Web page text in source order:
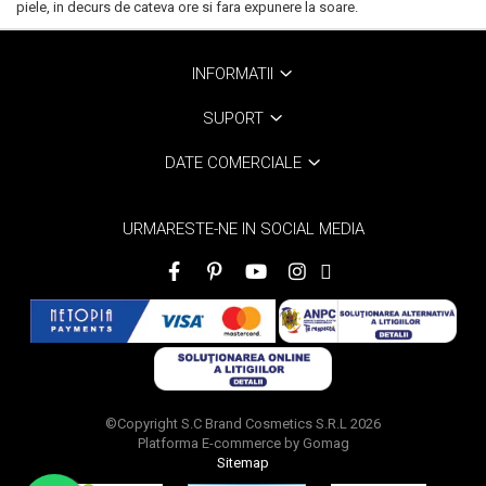
piele, in decurs de cateva ore si fara expunere la soare.
INFORMATII
SUPORT
DATE COMERCIALE
URMARESTE-NE IN SOCIAL MEDIA
©Copyright S.C Brand Cosmetics S.R.L 2026
Platforma E-commerce by Gomag
Sitemap